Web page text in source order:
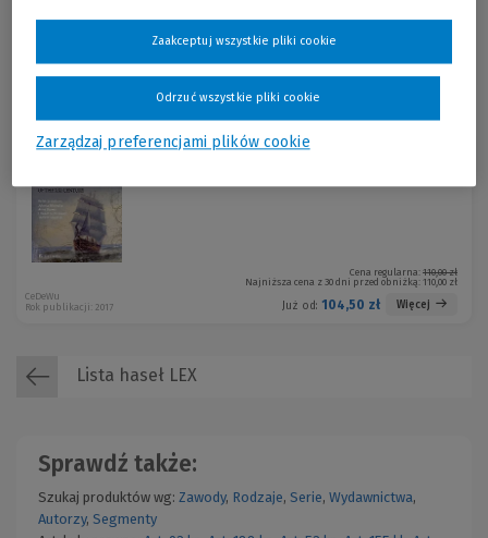
instrumentów partycypacji społecznej.
Już od:199,00 zł Więcej
Rok publikacji: 2017
Praktyczne i teoretyczne problemy
Cena regularna: 110,00 zł
Najniższa cena z 30 dni przed obniżką: 110,00 zł
Już od: 104,50 zł Więcej
CeDeWu
Rok publikacji: 2017
Lista haseł LEX
Sprawdź także:
Szukaj produktów wg: Zawody, Rodzaje, Serie, Wydawnictwa,
Autorzy, Segmenty
Zarządzaj preferencjami plików cookie
Odrzuć wszystkie pliki cookie
Zaakceptuj wszystkie pliki cookie